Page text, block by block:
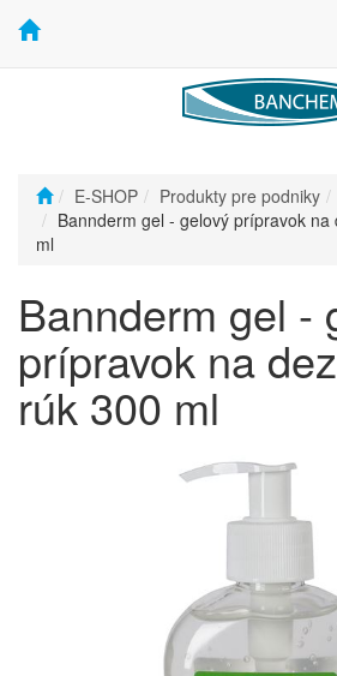
E-SHOP Produkty pre podniky
Bannderm gel - gelový prípravok na
ml
Bannderm gel -
prípravok na
rúk 300 ml